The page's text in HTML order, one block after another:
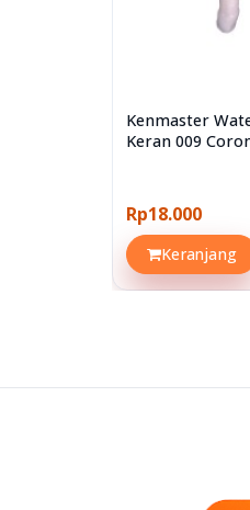
Kenmaster
Keran 009
Rp18.000
Keranjang